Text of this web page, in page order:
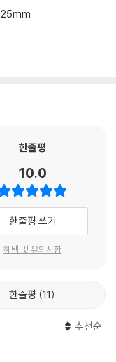
한줄평
10.0
한줄평 쓰기
혜택 및 유의사항
한줄평 11
추천순